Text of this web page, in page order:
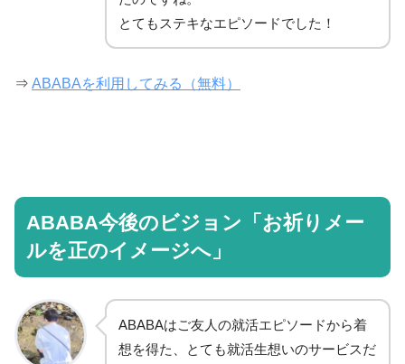
とてもステキなエピソードでした！
⇒ ABABAを利用してみる（無料）
ABABA今後のビジョン「お祈りメー
ルを正のイメージへ」
ABABAはご友人の就活エピソードから着
想を得た、とても就活生想いのサービスだ